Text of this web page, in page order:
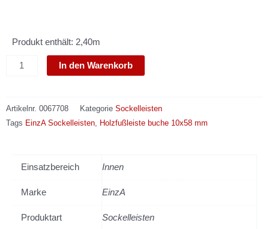
Produkt enthält: 2,40m
Holzfußleiste
mm
Menge
In den Warenkorb
Artikelnr. 0067708 Kategorie Sockelleisten
Tags EinzA Sockelleisten Holzfußleiste buche 10x58 mm
Einsatzbereich Innen
Marke EinzA
Produktart Sockelleisten